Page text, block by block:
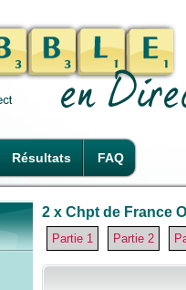
Résultats FAQ
2 x Chpt de France
Partie 1 Partie 2